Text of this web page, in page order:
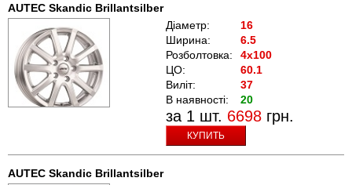
AUTEC Skandic Brillantsilber
Діаметр:
16
Ширина:
6.5
Розболтовка:
4x100
ЦО:
60.1
Виліт:
37
В наявності:
20
за 1 шт. 6698 грн.
КУПИТЬ
AUTEC Skandic Brillantsilber